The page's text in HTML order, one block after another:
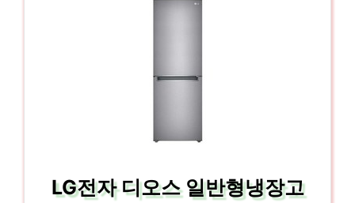
LG전자 디오스 일반형냉장고